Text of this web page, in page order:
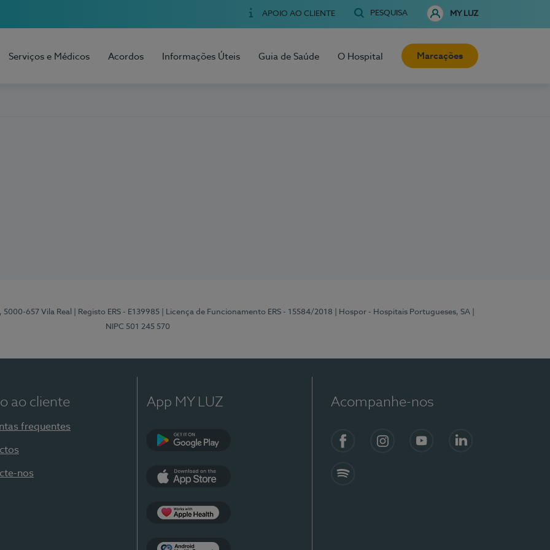
APOIO AO CLIENTE PESQUISA MY LUZ
Serviços e Médicos Acordos Informações Úteis Guia de Saúde O Hospital Marcações
5000-657 Vila Real | Registo ERS - E139985 | Licença de Funcionamento ERS - 15584/2018 | Hospor - Hospitais Portugueses, SA
NIPC 501 245 570
ao cliente
frequentes
nos
App MY LUZ Acompanhe-nos